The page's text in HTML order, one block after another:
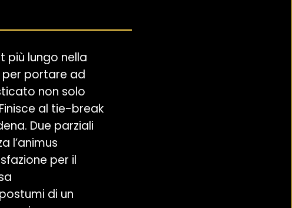
più lungo nella
per portare ad
non solo
al tie-break
Due parziali
l’animus
per il
di un